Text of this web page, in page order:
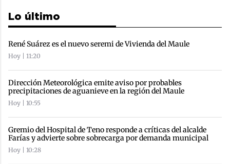
Lo último
René Suárez es el nuevo seremi de Vivienda del Maule
Hoy | 11:20
Dirección Meteorológica emite aviso por probables
precipitaciones de aguanieve en la región del Maule
Hoy | 10:55
Gremio del Hospital de Teno responde a críticas del alcalde
Farías y advierte sobre sobrecarga por demanda municipal
Hoy | 10:28